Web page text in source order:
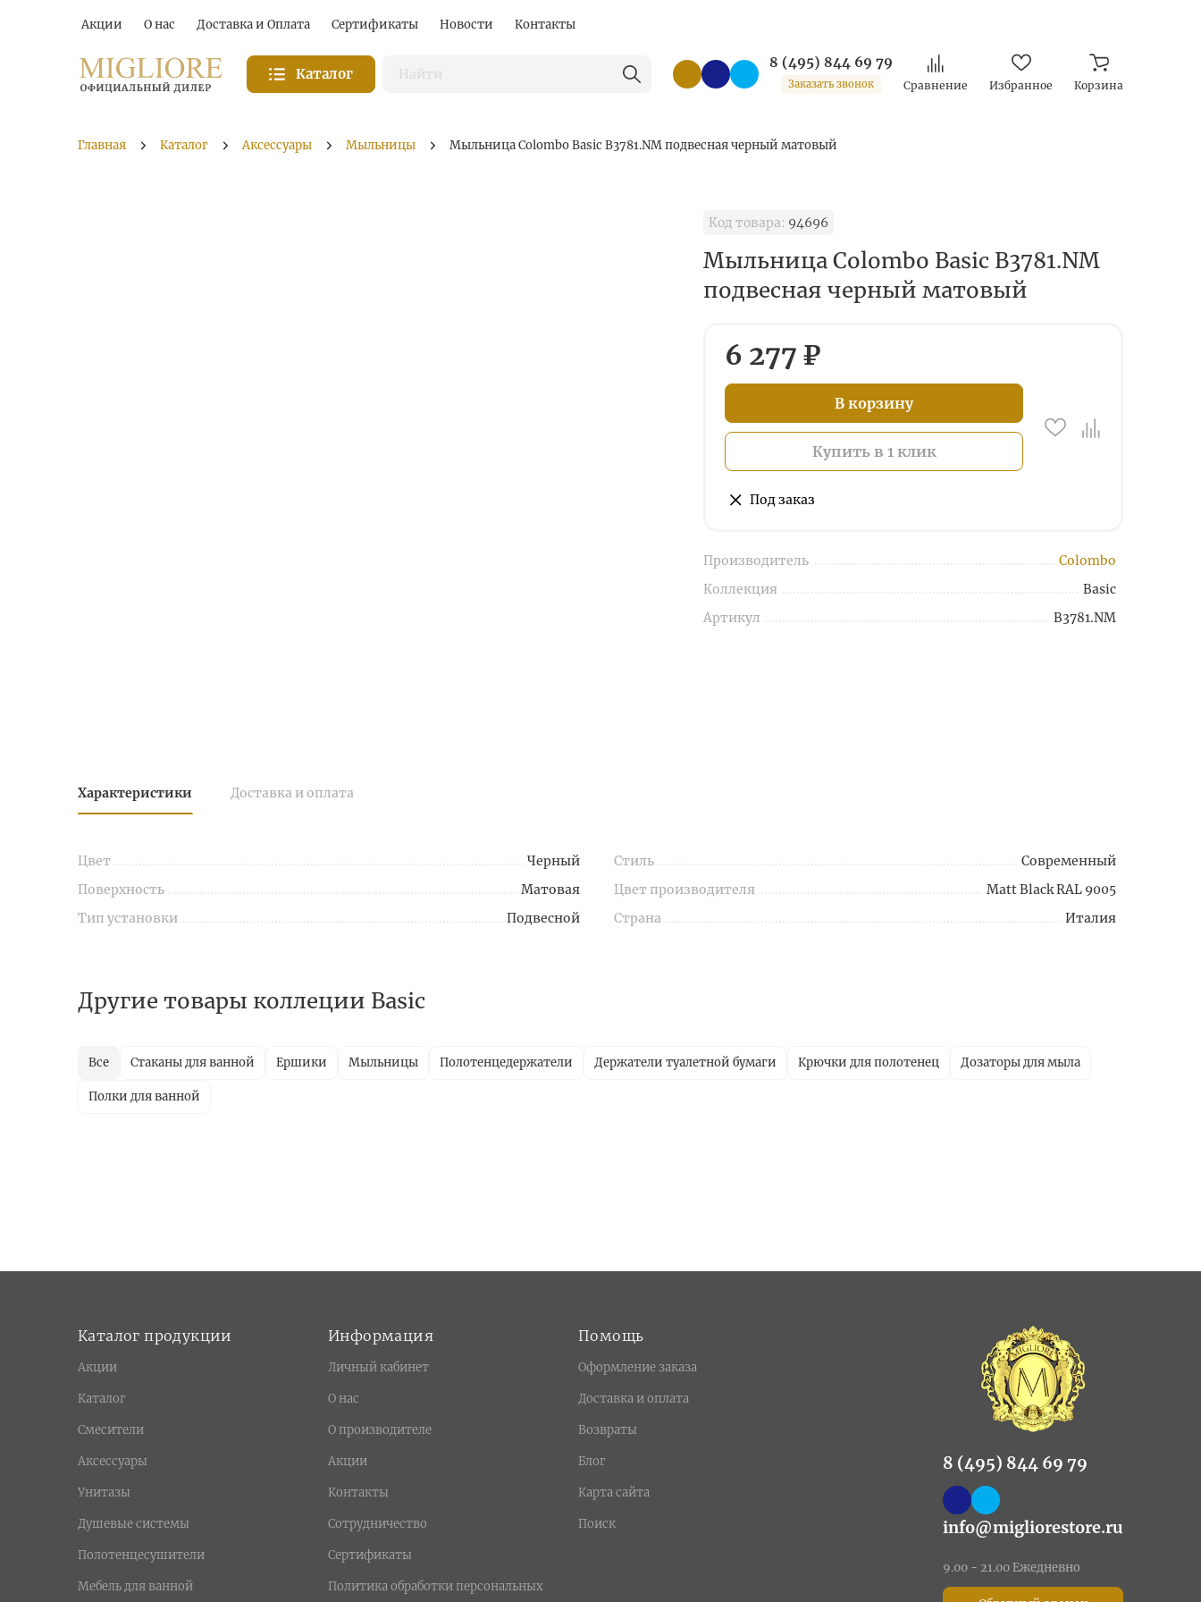
Акции О нас Доставка и Оплата Сертификаты Новости Контакты
Каталог
8 (495) 844 69 79
Заказать звонок Сравнение Избранное Корзина
Главная Каталог Аксессуары Мыльницы Мыльница Colombo Basic B3781.NM подвесная черный матовый
Код товара: 94696
Мыльница Colombo Basic B3781.NM
подвесная черный матовый
6 277 ₽
В корзину
Купить в 1 клик
Под заказ
Производитель
Colombo
Коллекция
Basic
Артикул
B3781.NM
Характеристики Доставка и оплата
Цвет
Черный
Поверхность
Матовая
Тип установки
Подвесной
Стиль
Современный
Цвет производителя
Matt Black RAL 9005
Страна
Италия
Другие товары коллеции Basic
Все Стаканы для ванной Ершики Мыльницы Полотенцедержатели Держатели туалетной бумаги Крючки для полотенец Дозаторы для мыла
Полки для ванной
Каталог продукции
Акции
Каталог
Смесители
Аксессуары
Унитазы
Душевые системы
Полотенцесушители
Мебель для ванной
Информация
Личный кабинет
О нас
О производителе
Акции
Контакты
Сотрудничество
Сертификаты
Политика обработки персональных
Помощь
Оформление заказа
Доставка и оплата
Возвраты
Блог
Карта сайта
Поиск
8 (495) 844 69 79
info@migliorestore.ru
9.00 - 21.00 Ежедневно